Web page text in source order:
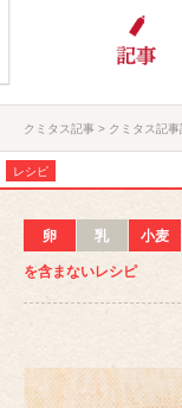
クミタス記事 クミタス記事
レシピ
卵 乳 小麦
を含まないレシピ